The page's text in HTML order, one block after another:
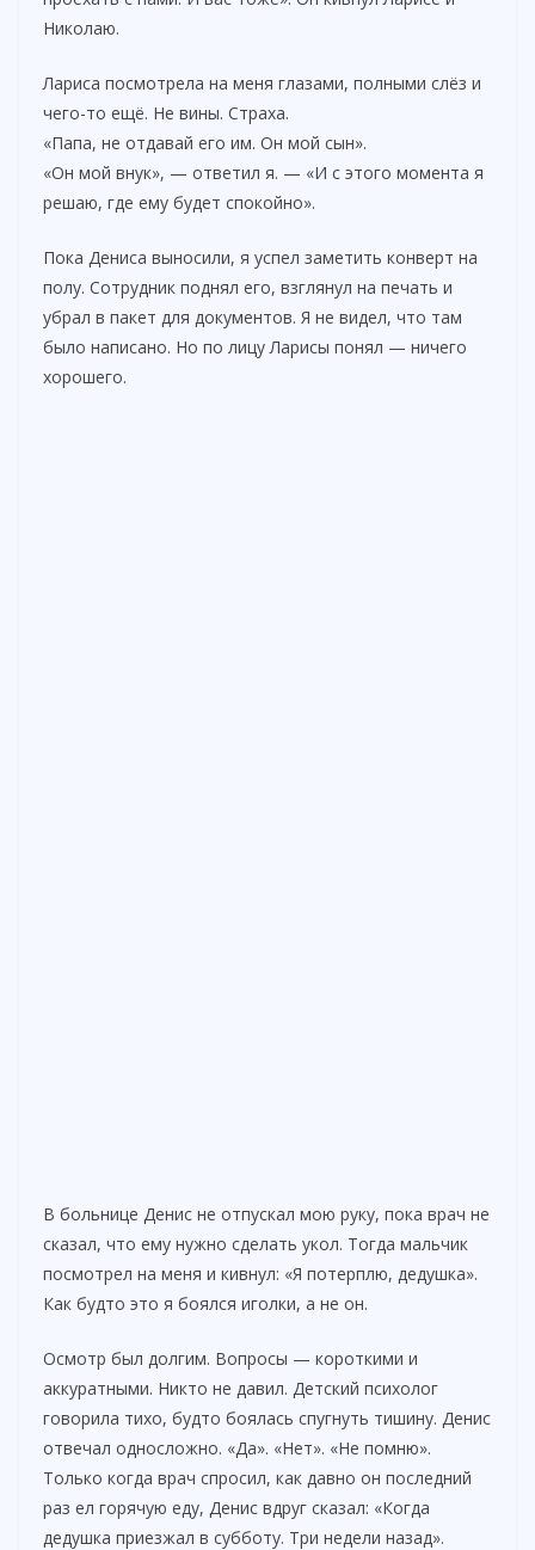
Николаю.
Лариса посмотрела на меня глазами, полными слёз и
чего-то ещё. Не вины. Страха.
«Папа, не отдавай его им. Он мой сын».
«Он мой внук», — ответил я. — «И с этого момента я
решаю, где ему будет спокойно».
Пока Дениса выносили, я успел заметить конверт на
полу. Сотрудник поднял его, взглянул на печать и
убрал в пакет для документов. Я не видел, что там
было написано. Но по лицу Ларисы понял — ничего
хорошего.
В больнице Денис не отпускал мою руку, пока врач не
сказал, что ему нужно сделать укол. Тогда мальчик
посмотрел на меня и кивнул: «Я потерплю, дедушка».
Как будто это я боялся иголки, а не он.
Осмотр был долгим. Вопросы — короткими и
аккуратными. Никто не давил. Детский психолог
говорила тихо, будто боялась спугнуть тишину. Денис
отвечал односложно. «Да». «Нет». «Не помню».
Только когда врач спросил, как давно он последний
раз ел горячую еду, Денис вдруг сказал: «Когда
дедушка приезжал в субботу. Три недели назад».